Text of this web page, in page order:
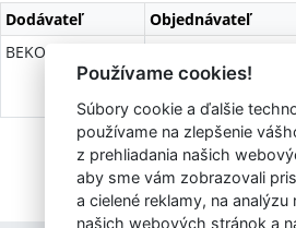
Dodávateľ Objednávateľ
BEKOR s.r.o.
Používame cookies!
Súbory cookie a ďalšie
používame na zlepšenie
z prehliadania našich
aby sme vám zobrazovali
a cielené reklamy, na
našich webových stránok a